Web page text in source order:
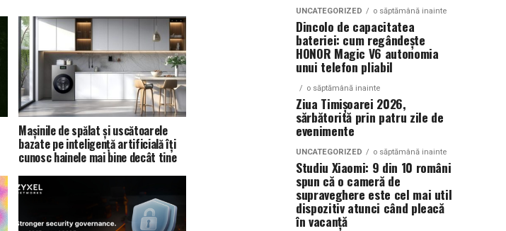
Mașinile de spălat și uscătoarele
bazate pe inteligență artificială îți
cunosc hainele mai bine decât tine
UNCATEGORIZED o săptămână inainte
Dincolo de capacitatea
bateriei: cum regândește
HONOR Magic V6 autonomia
unui telefon pliabil
o săptămână inainte
Ziua Timișoarei 2026,
sărbătorită prin patru zile de
evenimente
UNCATEGORIZED o săptămână inainte
Studiu Xiaomi: 9 din 10 români
spun că o cameră de
supraveghere este cel mai util
dispozitiv atunci când pleacă
în vacanță